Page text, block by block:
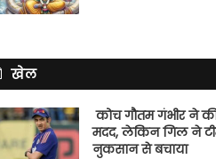
खेल
कोच गौतम गंभीर ने
मदद, लेकिन गिल ने
नुकसान से बचाया